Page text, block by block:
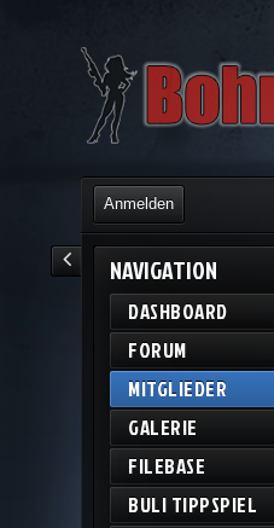
Anmelden
NAVIGATION
DASHBOARD
FORUM
MITGLIEDER
GALERIE
FILEBASE
BULI TIPPSPIEL